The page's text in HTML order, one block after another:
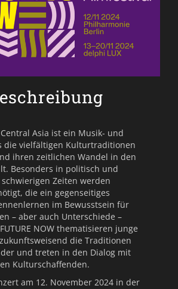
Central Asia ist ein Musik- und
die vielfältigen Kulturtraditionen
ihren zeitlichen Wandel in den
Besonders in politisch und
Zeiten werden
die ein gegenseitiges
im Bewusstsein für
– aber auch Unterschiede –
NOW thematisieren junge
die Traditionen
und treten in den Dialog mit
Kulturschaffenden.
am 12. November 2024 in der